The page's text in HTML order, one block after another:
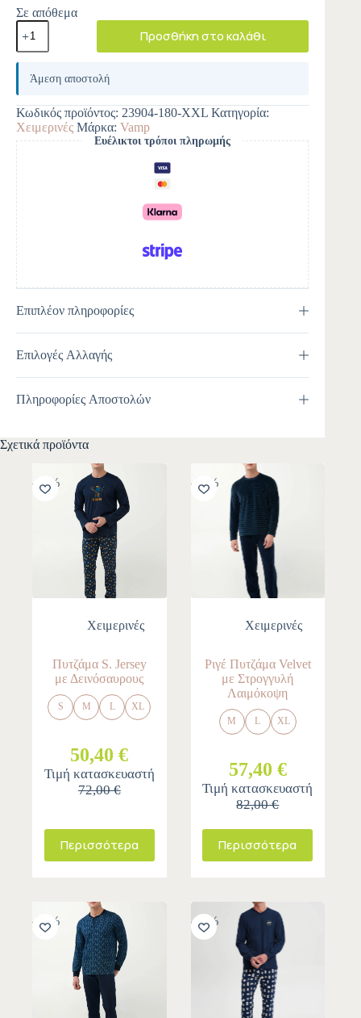
Σε απόθεμα
Προσθήκη στο καλάθι
A
e
r
n
a
t
i
v
e
:
Άμεση αποστολή
Κωδικός προϊόντος: 23904-180-XXL Κατηγορία:
Χειμερινές Μάρκα: Vamp
Ευέλικτοι τρόποι πληρωμής
Επιπλέον πληροφορίες
Επιλογές Αλλαγής
Πληροφορίες Αποστολών
Σχετικά προϊόντα
-30%
Χειμερινές
Πυτζάμα S. Jersey
με Δεινόσαυρους
S M L XL
50,40 €
Τιμή κατασκευαστή
72,00 €
Περισσότερα
-30%
Χειμερινές
Ριγέ Πυτζάμα Velvet
με Στρογγυλή
Λαιμόκοψη
M L XL
57,40 €
Τιμή κατασκευαστή
82,00 €
Περισσότερα
-30% -30%